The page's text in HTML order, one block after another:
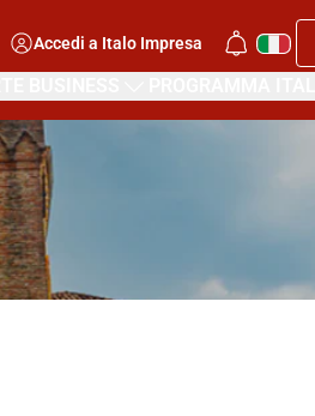
Accedi a Italo Impresa